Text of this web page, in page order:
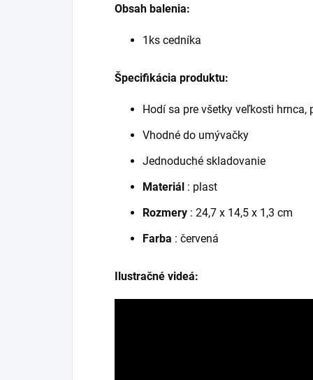
Obsah balenia:
1ks cedníka
Špecifikácia produktu:
Hodí sa pre všetky veľkosti
Vhodné do umývačky
Jednoduché skladovanie
Materiál : plast
Rozmery : 24,7 x 14,5 x 1,3 cm
Farba : červená
Ilustračné videá: